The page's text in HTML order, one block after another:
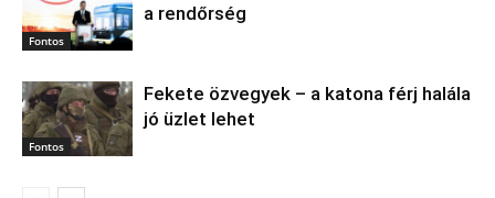
Fontos
a rendőrség
Fontos
Fekete özvegyek – a katona férj halála
jó üzlet lehet